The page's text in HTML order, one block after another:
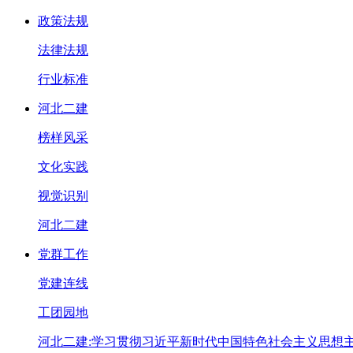
政策法规
法律法规
行业标准
河北二建
榜样风采
文化实践
视觉识别
河北二建
党群工作
党建连线
工团园地
河北二建:学习贯彻习近平新时代中国特色社会主义思想